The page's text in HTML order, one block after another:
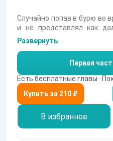
Случайно попав в бурю во
и не представлял как
судьба. Поступив в
открыв в себе дар
попал в
разразившейся войны
силами в этом мире,
лишь досадную помеху
Вархаммера и Великого
Развернуть
Первая
Есть бесплатные главы ·
В избранное